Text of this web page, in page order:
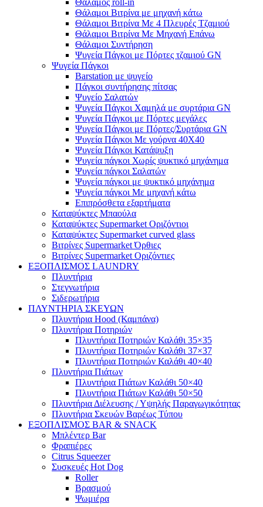
Θάλαμος roll-in
Θάλαμοι Βιτρίνα με μηχανή κάτω
Θάλαμοι Βιτρίνα Με 4 Πλευρές Τζαμιού
Θάλαμοι Βιτρίνα Με Μηχανή Επάνω
Θάλαμοι Συντήρηση
Ψυγεία Πάγκοι με Πόρτες τζαμιού GN
Ψυγεία Πάγκοι
Barstation με ψυγείο
Πάγκοι συντήρησης πίτσας
Ψυγείο Σαλατών
Ψυγεία Πάγκοι Χαμηλά με συρτάρια GN
Ψυγεία Πάγκοι με Πόρτες μεγάλες
Ψυγεία Πάγκοι με Πόρτες/Συρτάρια GN
Ψυγεία Πάγκοι Με γούρνα 40Χ40
Ψυγεία Πάγκοι Κατάψυξη
Ψυγεία πάγκοι Χωρίς ψυκτικό μηχάνημα
Ψυγεία πάγκοι Σαλατών
Ψυγεία πάγκοι με ψυκτικό μηχάνημα
Ψυγεία πάγκοι Με μηχανή κάτω
Επιπρόσθετα εξαρτήματα
Καταψύκτες Μπαούλα
Καταψύκτες Supermarket Οριζόντιοι
Καταψύκτες Supermarket curved glass
Βιτρίνες Supermarket Όρθιες
Βιτρίνες Supermarket Οριζόντιες
ΕΞΟΠΛΙΣΜΟΣ LAUNDRY
Πλυντήρια
Στεγνωτήρια
Σιδερωτήρια
ΠΛΥΝΤΗΡΙΑ ΣΚΕΥΩΝ
Πλυντήρια Hood (Καμπάνα)
Πλυντήρια Ποτηριών
Πλυντήρια Ποτηριών Καλάθι 35×35
Πλυντήρια Ποτηριών Καλάθι 37×37
Πλυντήρια Ποτηριών Καλάθι 40×40
Πλυντήρια Πιάτων
Πλυντήρια Πιάτων Καλάθι 50×40
Πλυντήρια Πιάτων Καλάθι 50×50
Πλυντήρια Διέλευσης / Υψηλής Παραγωγικότητας
Πλυντήρια Σκευών Βαρέως Τύπου
ΕΞΟΠΛΙΣΜΟΣ BAR & SNACK
Μπλέντερ Bar
Φραπιέρες
Citrus Squeezer
Συσκευές Hot Dog
Roller
Βρασμού
Ψωμιέρα